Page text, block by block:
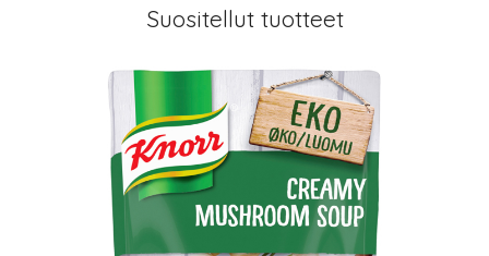
Suositellut tuotteet